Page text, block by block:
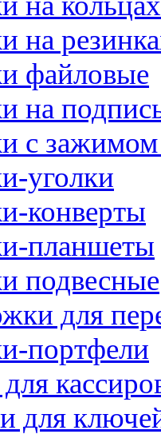
на
файловые
на
с
уголки
конверты
планшеты
подвесные
для
портфели
для